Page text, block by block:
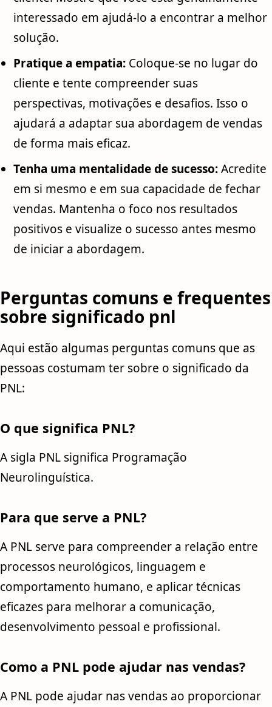
interessado em ajudá-lo a encontrar a melhor
solução.
Pratique a empatia:Coloque-se no lugar do
cliente e tente compreender suas
perspectivas, motivações e desafios. Isso o
ajudará a adaptar sua abordagem de vendas
de forma mais eficaz.
Tenha uma mentalidade de sucesso:Acredite
em si mesmo e em sua capacidade de fechar
vendas. Mantenha o foco nos resultados
positivos e visualize o sucesso antes mesmo
de iniciar a abordagem.
Perguntas comuns e frequentes
sobre significado pnl
Aqui estão algumas perguntas comuns que as
pessoas costumam ter sobre o significado da
PNL:
O que significa PNL?
A sigla PNL significa Programação
Neurolinguística.
Para que serve a PNL?
A PNL serve para compreender a relação entre
processos neurológicos, linguagem e
comportamento humano, e aplicar técnicas
eficazes para melhorar a comunicação,
desenvolvimento pessoal e profissional.
Como a PNL pode ajudar nas vendas?
A PNL pode ajudar nas vendas ao proporcionar